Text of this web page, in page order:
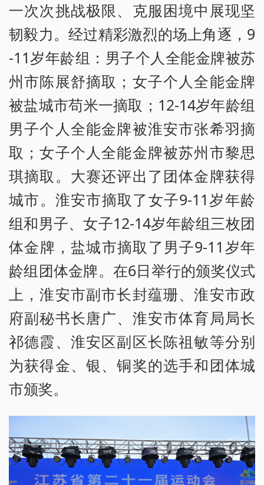
一次次挑战极限、克服困境中展现坚
韧毅力。经过精彩激烈的场上角逐，9
-11岁年龄组：男子个人全能金牌被苏
州市陈展舒摘取；女子个人全能金牌
被盐城市苟米一摘取；12-14岁年龄组
男子个人全能金牌被淮安市张希羽摘
取；女子个人全能金牌被苏州市黎思
琪摘取。大赛还评出了团体金牌获得
城市。淮安市摘取了女子9-11岁年龄
组和男子、女子12-14岁年龄组三枚团
体金牌，盐城市摘取了男子9-11岁年
龄组团体金牌。在6日举行的颁奖仪式
上，淮安市副市长封蕴珊、淮安市政
府副秘书长唐广、淮安市体育局局长
祁德霞、淮安区副区长陈祖敏等分别
为获得金、银、铜奖的选手和团体城
市颁奖。